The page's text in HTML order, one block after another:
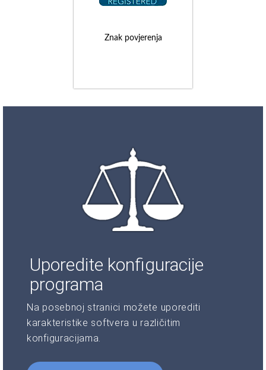
Znak povjerenja
Uporedite konfiguracije
programa
Na posebnoj stranici možete uporediti
karakteristike softvera u različitim
konfiguracijama.